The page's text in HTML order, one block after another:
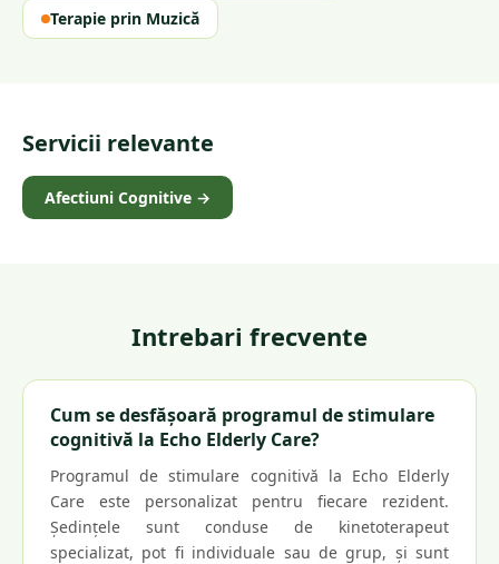
Terapie prin Muzică
Servicii relevante
Afectiuni Cognitive →
Intrebari frecvente
Cum se desfășoară programul de stimulare
cognitivă la Echo Elderly Care?
Programul de stimulare cognitivă la Echo Elderly
Care este personalizat pentru fiecare rezident.
Ședințele sunt conduse de kinetoterapeut
specializat, pot fi individuale sau de grup, și sunt